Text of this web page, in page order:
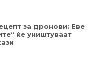
за дронови: Еве
ќе уништуваат